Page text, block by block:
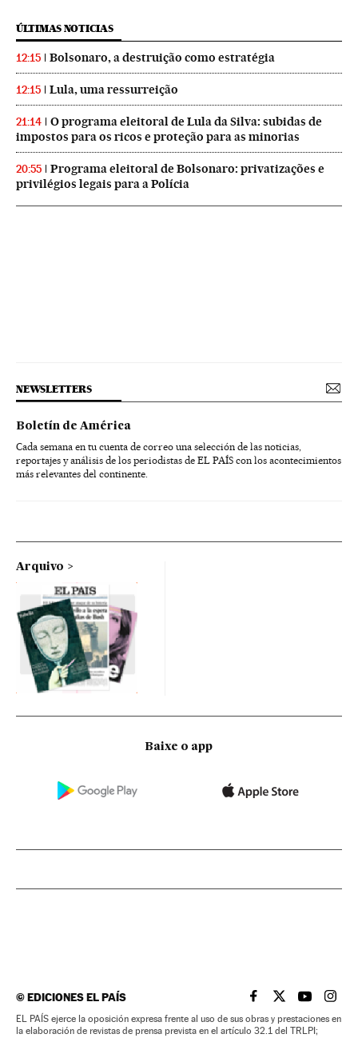
ÚLTIMAS NOTICIAS
12:15 Bolsonaro, a destruição como estratégia
12:15 Lula, uma ressurreição
21:14
O programa eleitoral de Lula da Silva: subidas de
impostos para os ricos e proteção para as minorias
20:55
Programa eleitoral de Bolsonaro: privatizações e
privilégios legais para a Polícia
NEWSLETTERS
Boletín de América
Cada semana en tu cuenta de correo una selección de las noticias,
reportajes y análisis de los periodistas de EL PAÍS con los acontecimientos
más relevantes del continente.
Arquivo
Baixe o app
©EDICIONES EL PAÍS EL PAÍS BRASIL EN
EL PAÍSEL PAÍS
EL
EL PAÍS ejerce la oposición expresa frente al uso de sus obras y prestaciones en
la elaboración de revistas de prensa prevista en el artículo 32.1 del TRLPI;